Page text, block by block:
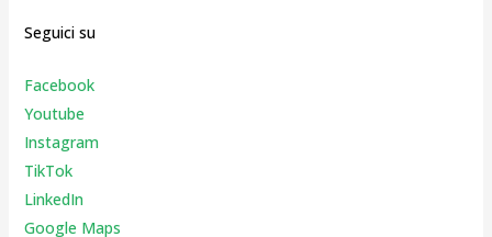
Seguici su
Facebook
Youtube
Instagram
TikTok
LinkedIn
Google Maps